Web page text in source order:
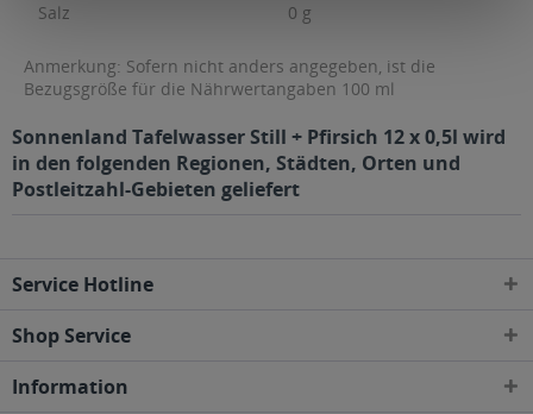
Salz
0 g
Anmerkung: Sofern nicht anders angegeben, ist die
Bezugsgröße für die Nährwertangaben 100 ml
Sonnenland Tafelwasser Still + Pfirsich 12 x 0,5l wird
in den folgenden Regionen, Städten, Orten und
Postleitzahl-Gebieten geliefert
Service Hotline
Shop Service
Information